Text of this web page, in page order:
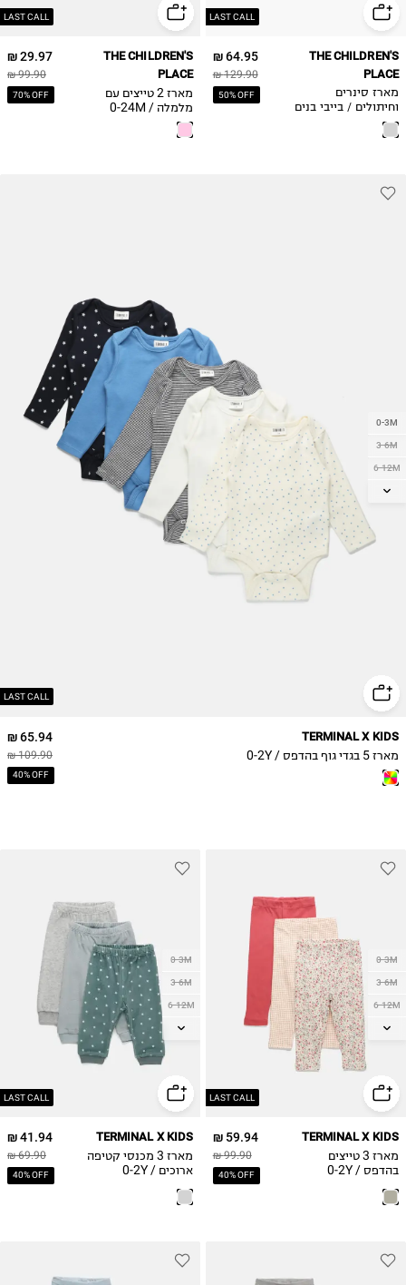
LAST CALL
64.95 ₪
129.90 ₪
50% OFF
THE CHILDREN'S
PLACE
מארז סינרים
וחיתולים / בייבי בנים
LAST CALL
29.97 ₪
99.90 ₪
70% OFF
THE CHILDREN'S
PLACE
מארז 2 טייצים עם
מלמלה / 0-24M
LAST CALL
0-3M
3-6M
6-12M
12-18M
65.94 ₪
109.90 ₪
40% OFF
TERMINAL X KIDS
מארז 5 בגדי גוף בהדפס / 0-2Y
LAST CALL
0-3M
3-6M
6-12M
12-18M
59.94 ₪
99.90 ₪
40% OFF
TERMINAL X KIDS
מארז 3 טייצים
בהדפס / 0-2Y
LAST CALL
0-3M
3-6M
6-12M
12-18M
41.94 ₪
69.90 ₪
40% OFF
TERMINAL X KIDS
מארז 3 מכנסי קטיפה
ארוכים / 0-2Y